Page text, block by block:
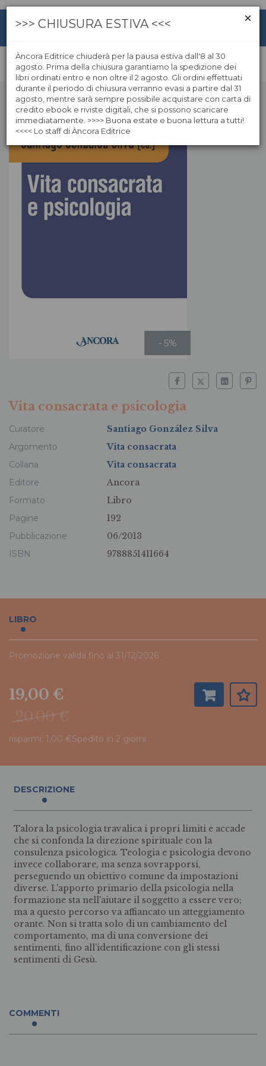
- 5%
Vita consacrata e psicologia
Curatore
Santiago González Silva
Argomento
Vita consacrata
Collana
Vita consacrata
Editore
Ancora
Formato
Libro
Pagine
192
Pubblicazione
06/2013
ISBN
9788851411664
LIBRO
Promozione valida fino al 31/12/2026
20,00 €
19,00 €
risparmi: 1,00 €Spedito in 2 giorni
DESCRIZIONE
Talora la psicologia travalica i propri limiti e accade
che si confonda la direzione spirituale con la
consulenza psicologica. Teologia e psicologia devono
invece collaborare, ma senza sovrapporsi,
perseguendo un obiettivo comune da impostazioni
diverse. L'apporto primario della psicologia nella
formazione sta nell'aiutare il soggetto a essere vero;
ma a questo percorso va affiancato un atteggiamento
orante. Non si tratta solo di un cambiamento del
comportamento, ma di una conversione dei
sentimenti, fino all'identificazione con gli stessi
sentimenti di Gesù.
COMMENTI
>>> CHIUSURA ESTIVA <<<
Àncora Editrice chiuderà per la pausa estiva dall'8 al 30
agosto. Prima della chiusura garantiamo la spedizione dei
libri ordinati entro e non oltre il 2 agosto. Gli ordini effettuati
durante il periodo di chiusura verranno evasi a partire dal 31
agosto, mentre sarà sempre possibile acquistare con carta di
credito ebook e riviste digitali, che si possono scaricare
immediatamente. >>>> Buona estate e buona lettura a tutti!
<<<< Lo staff di Àncora Editrice